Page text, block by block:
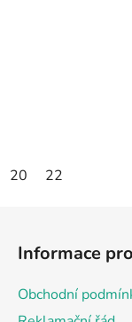
20 22
Informace
Obchodní